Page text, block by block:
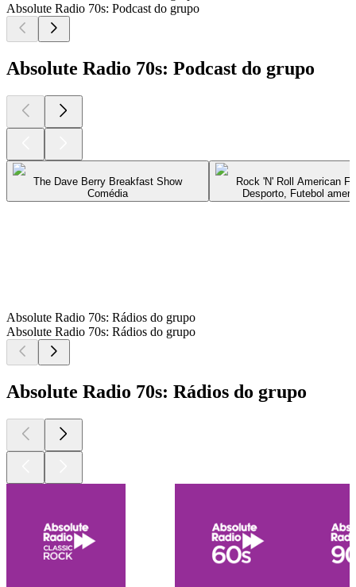
Absolute Radio 70s: Podcast do grupo
Absolute Radio 70s: Podcast do grupo
The Dave Berry Breakfast Show
Comédia
Rock 'N' Roll American
Desporto, Futebol
Absolute Radio 70s: Rádios do grupo
Absolute Radio 70s: Rádios do grupo
Absolute Radio 70s: Rádios do grupo